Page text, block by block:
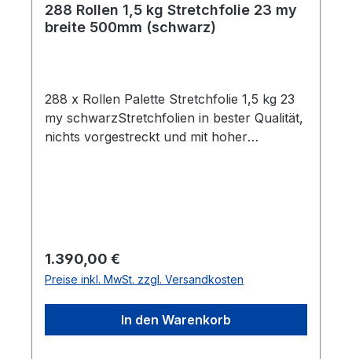
288 Rollen 1,5 kg Stretchfolie 23 my
breite 500mm (schwarz)
288 x Rollen Palette Stretchfolie 1,5 kg 23
my schwarzStretchfolien in bester Qualität,
nichts vorgestreckt und mit hoher
100 - 120m Folie pro Kilogramm Rollen im
stabilen Karton Alle Rollen sind in Kartons
zu je 6 Stück Lieferumfang: 288 Rollen
Regulärer Preis:
1.390,00 €
Preise inkl. MwSt. zzgl. Versandkosten
In den Warenkorb